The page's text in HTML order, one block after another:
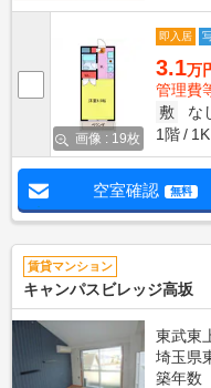
画像 : 19枚
即入居
3.1万
管理費
敷
な
1階
1K
空室確認 無料
賃貸マンション
キャンパスビレッジ高坂
東武東
埼玉県
築年数